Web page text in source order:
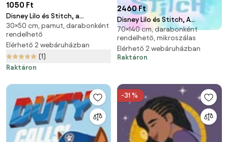
1050 Ft
Disney Lilo és Stitch, a
csillagkutya Ananas kéztörlő,
arctörlő, törölköző 30x50cm
30×50 cm, pamut, darabonként
rendelhető
Elérhető 2 webáruházban
(1)
Raktáron
2460 Ft
Disney Lilo és Stitch, A
csillagkutya Rainbow Waves
fürdőlepedő, strand törölköző
70x140cm (Fast Dry)
70×140 cm, darabonként
rendelhető, mikroszálas
Elérhető 2 webáruházban
Raktáron
-31 %